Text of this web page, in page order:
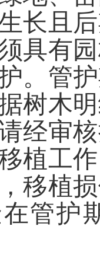
长且
具有
。 管
树木
经审
植工
移植
管护